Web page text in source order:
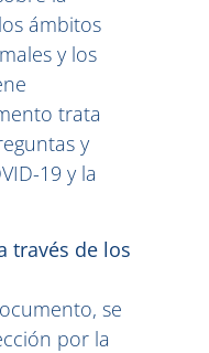
ámbitos
y los
trata
y
19 y la
través de los
se
por la